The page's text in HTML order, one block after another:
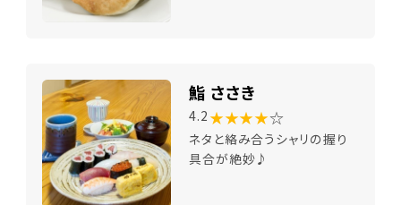
鮨 ささき
4.2 ★★★★☆
ネタと絡み合うシャリの握り
具合が絶妙♪